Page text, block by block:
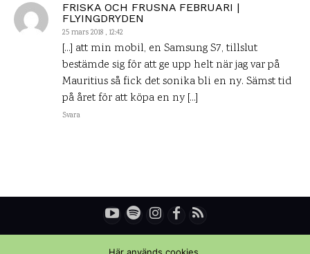
FRISKA OCH FRUSNA FEBRUARI |
FLYINGDRYDEN
25 mars 2018 , 12:42
[…] att min mobil, en Samsung S7, tillslut
bestämde sig för att ge upp helt när jag var på
Mauritius så fick det sonika bli en ny. Sämst tid
på året för att köpa en ny […]
Svara